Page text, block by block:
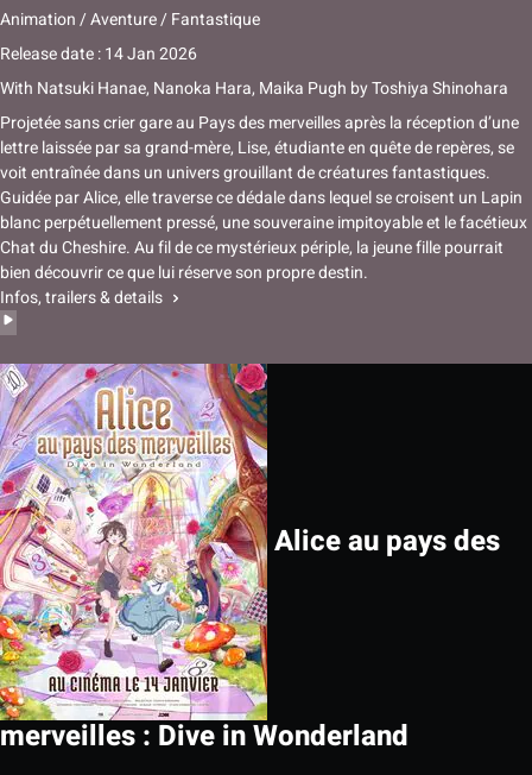
Animation / Aventure / Fantastique
Release date : 14 Jan 2026
With Natsuki Hanae, Nanoka Hara, Maika Pugh byToshiya Shinohara
Projetée sans crier gare au Pays des merveilles après la réception d’une
lettre laissée par sa grand-mère, Lise, étudiante en quête de repères, se
voit entraînée dans un univers grouillant de créatures fantastiques.
Guidée par Alice, elle traverse ce dédale dans lequel se croisent un Lapin
blanc perpétuellement pressé, une souveraine impitoyable et le facétieux
Chat du Cheshire. Au fil de ce mystérieux périple, la jeune fille pourrait
bien découvrir ce que lui réserve son propre destin.
Infos, trailers & details
Alice au pays des
merveilles : Dive in Wonderland